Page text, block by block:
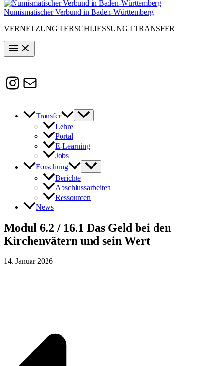
Numismatischer Verbund in Baden-Württemberg
VERNETZUNG I ERSCHLIESSUNG I TRANSFER
Instagram
Susanne.Boerner@zaw.uni-
heidelberg.de
Transfer
Lehre
Portal
E-Learning
Jobs
Forschung
Berichte
Abschlussarbeiten
Ressourcen
News
Modul 6.2 / 16.1 Das Geld bei den
Kirchenvätern und sein Wert
14. Januar 2026